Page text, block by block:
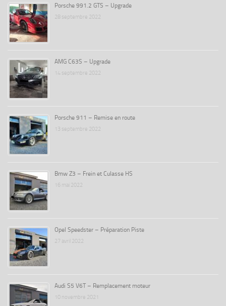
Porsche 991.2 GTS – Upgrade
28 septembre 2022
AMG C63S – Upgrade
14 septembre 2022
Porsche 911 – Remise en route
13 septembre 2022
Bmw Z3 – Frein et Culasse HS
16 mai 2022
Opel Speedster – Préparation Piste
27 avril 2022
Audi S5 V6T – Remplacement moteur
10 novembre 2021